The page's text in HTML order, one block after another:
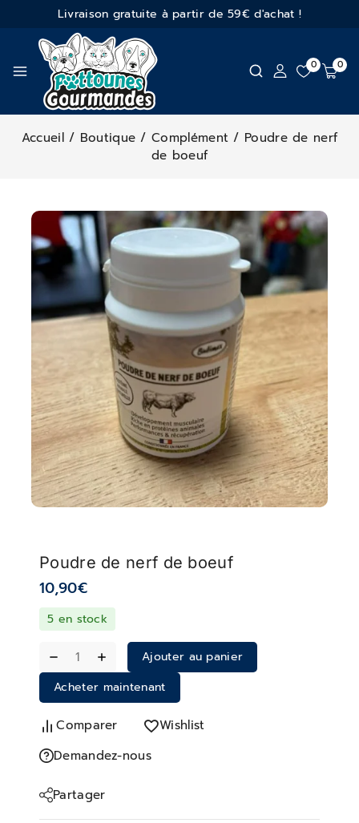
Livraison gratuite à partir de 59€ d'achat !
0 0
Accueil / Boutique / Complément / Poudre de nerf
de boeuf
Poudre de nerf de boeuf
10,90€
5 en stock
Ajouter au panier
Acheter maintenant
Comparer
Wishlist
Demandez-nous
Partager